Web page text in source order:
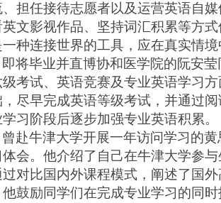
、担任接待志愿者以及运营英语自
英文影视作品、坚持词汇积累等方
一种连接世界的工具，应在真实情
即将毕业并直博协和医学院的阮安
级考试、英语竞赛及专业英语学习
，尽早完成英语等级考试，并通过
习阶段后逐步加强专业英语积累。
曾赴牛津大学开展一年访问学习的
体会。他介绍了自己在牛津大学参
过对比国内外课程模式，阐述了国
他鼓励同学们在完成专业学习的同